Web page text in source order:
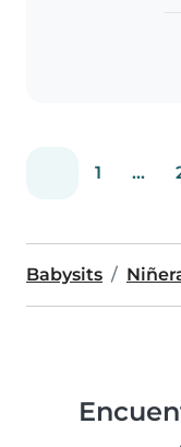
1 ...
Babysits